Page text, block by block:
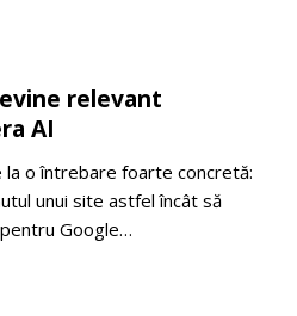
relevant
AI
o întrebare foarte concretă:
unui site astfel încât să
Google…